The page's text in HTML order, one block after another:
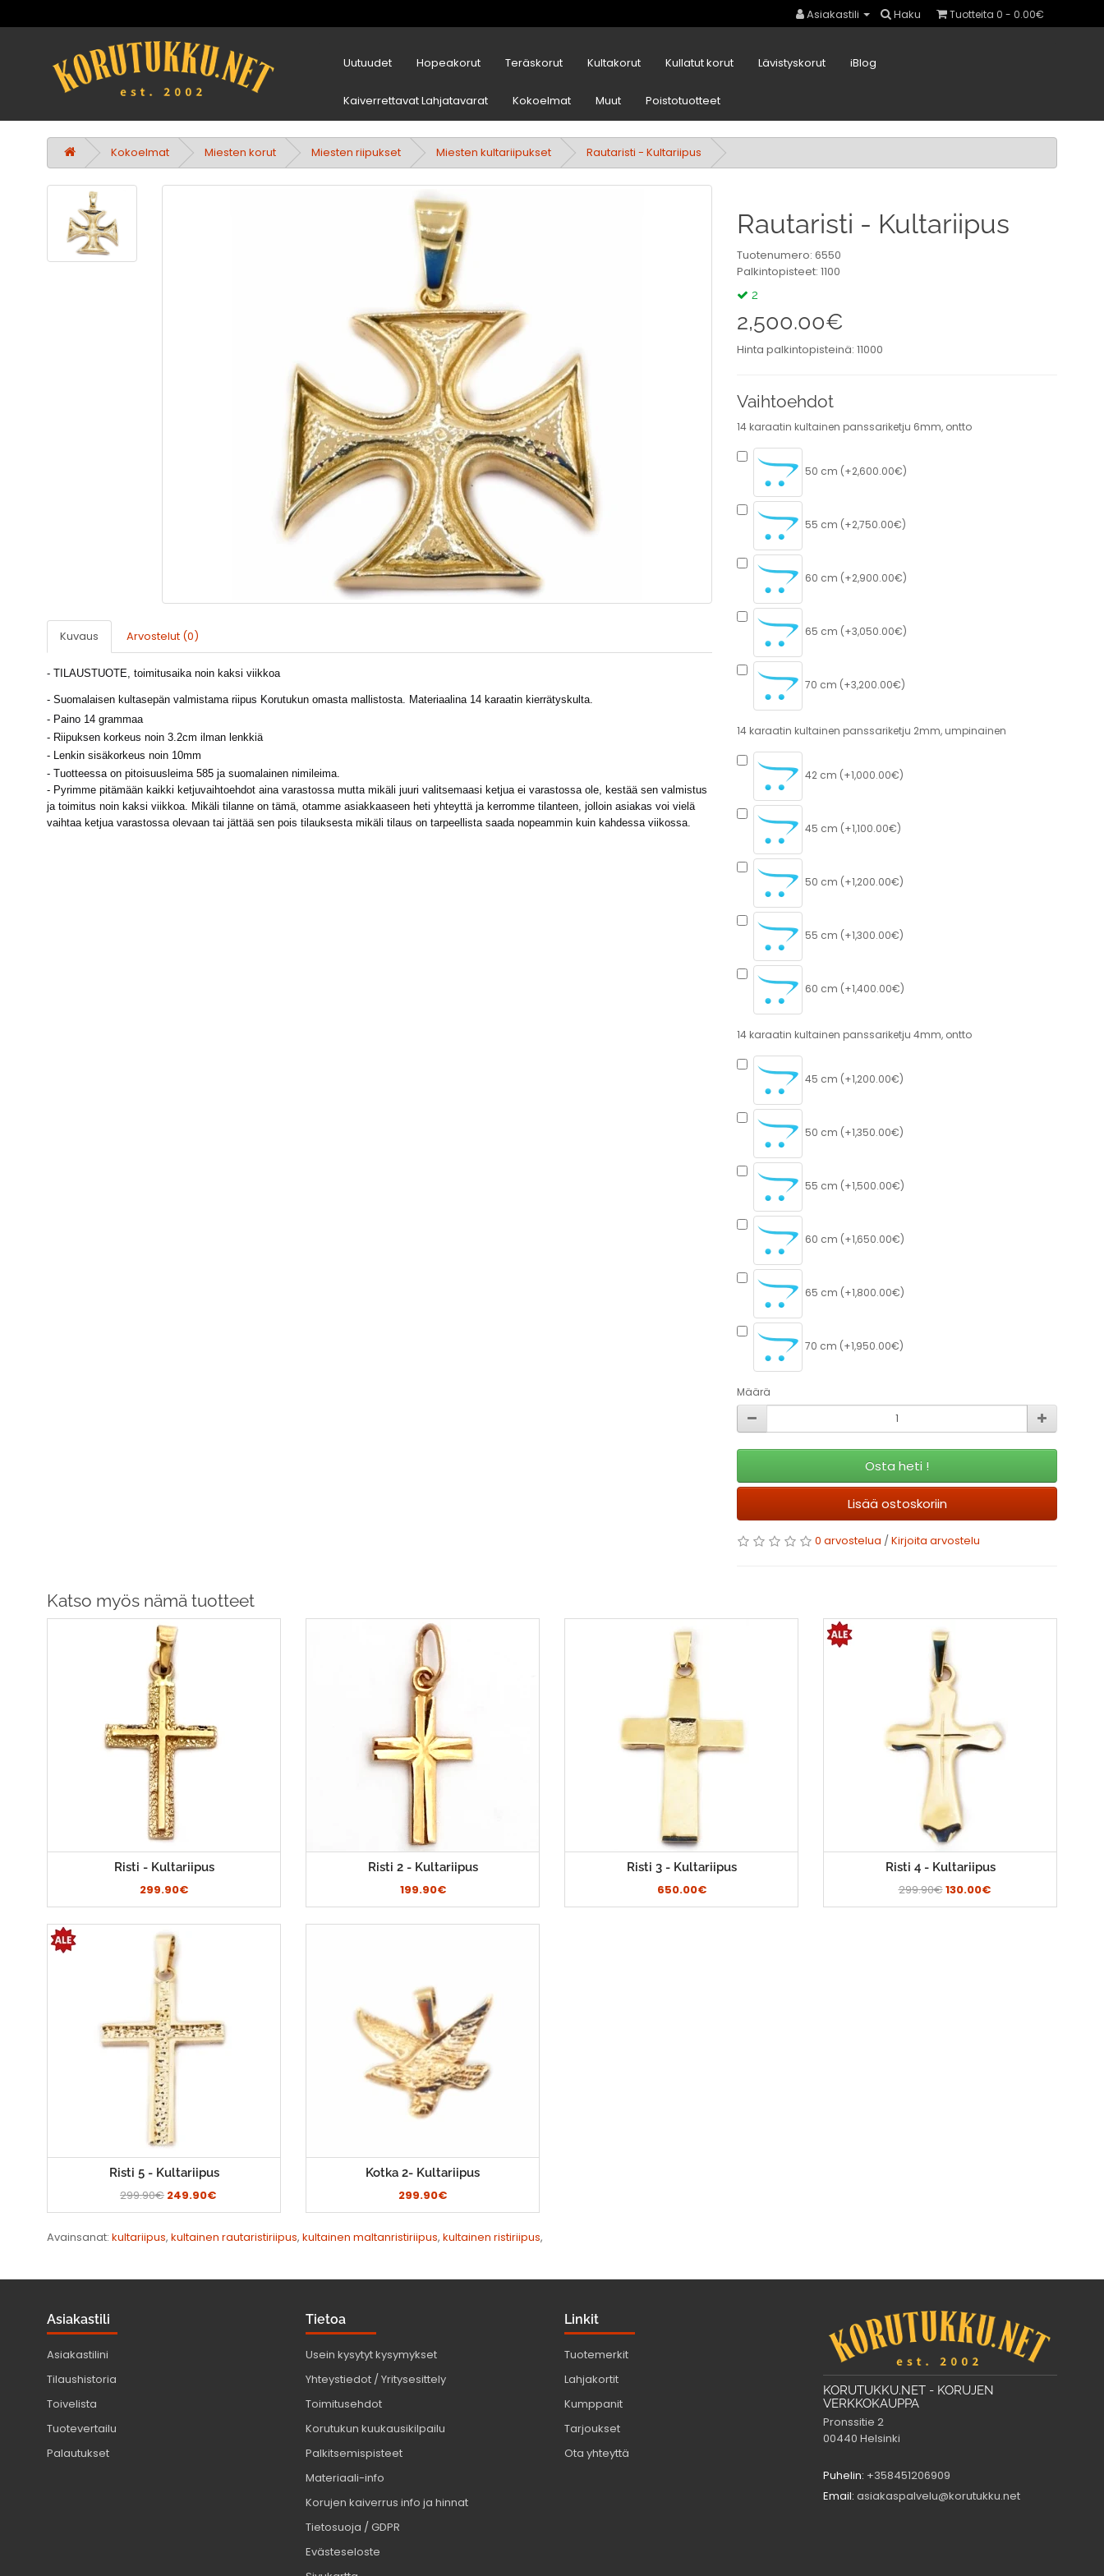
Asiakastili Haku Tuotteita 0 - 0.00€
Uutuudet Hopeakorut Teräskorut Kultakorut Kullatut korut Lävistyskorut iBlog
Kaiverrettavat Lahjatavarat Kokoelmat Muut Poistotuotteet
Kokoelmat Miesten korut Miesten riipukset Miesten kultariipukset Rautaristi - Kultariipus
Kuvaus Arvostelut (0)
- TILAUSTUOTE, toimitusaika noin kaksi viikkoa
- Suomalaisen kultasepän valmistama riipus Korutukun omasta mallistosta. Materiaalina 14 karaatin kierrätyskulta.
- Paino 14 grammaa
- Riipuksen korkeus noin 3.2cm ilman lenkkiä
- Lenkin sisäkorkeus noin 10mm
- Tuotteessa on pitoisuusleima 585 ja suomalainen nimileima.
- Pyrimme pitämään kaikki ketjuvaihtoehdot aina varastossa mutta mikäli juuri valitsemaasi ketjua ei varastossa ole, kestää sen valmistus
ja toimitus noin kaksi viikkoa. Mikäli tilanne on tämä, otamme asiakkaaseen heti yhteyttä ja kerromme tilanteen, jolloin asiakas voi vielä
vaihtaa ketjua varastossa olevaan tai jättää sen pois tilauksesta mikäli tilaus on tarpeellista saada nopeammin kuin kahdessa viikossa.
Rautaristi - Kultariipus
Tuotenumero: 6550
Palkintopisteet: 1100
2
2,500.00€
Hinta palkintopisteinä: 11000
Vaihtoehdot
14 karaatin kultainen panssariketju 6mm, ontto
50 cm (+2,600.00€)
55 cm (+2,750.00€)
60 cm (+2,900.00€)
65 cm (+3,050.00€)
70 cm (+3,200.00€)
14 karaatin kultainen panssariketju 2mm, umpinainen
42 cm (+1,000.00€)
45 cm (+1,100.00€)
50 cm (+1,200.00€)
55 cm (+1,300.00€)
60 cm (+1,400.00€)
14 karaatin kultainen panssariketju 4mm, ontto
45 cm (+1,200.00€)
50 cm (+1,350.00€)
55 cm (+1,500.00€)
60 cm (+1,650.00€)
65 cm (+1,800.00€)
70 cm (+1,950.00€)
Määrä
Osta heti !
Lisää ostoskoriin
0 arvostelua / Kirjoita arvostelu
Katso myös nämä tuotteet
Risti - Kultariipus
299.90€
Risti 2 - Kultariipus
199.90€
Risti 3 - Kultariipus
650.00€
Risti 4 - Kultariipus
299.90€130.00€
Risti 5 - Kultariipus
299.90€ 249.90€
Kotka 2- Kultariipus
299.90€
Avainsanat: kultariipus, kultainen rautaristiriipus, kultainen maltanristiriipus, kultainen ristiriipus,
Asiakastili
Asiakastilini
Tilaushistoria
Toivelista
Tuotevertailu
Palautukset
Tietoa
Usein kysytyt kysymykset
Yhteystiedot / Yritysesittely
Toimitusehdot
Korutukun kuukausikilpailu
Palkitsemispisteet
Materiaali-info
Korujen kaiverrus info ja hinnat
Tietosuoja / GDPR
Evästeseloste
Linkit
Tuotemerkit
Lahjakortit
Kumppanit
Tarjoukset
Ota yhteyttä
KORUTUKKU.NET - KORUJEN
VERKKOKAUPPA
Pronssitie 2
00440 Helsinki
Puhelin: +358451206909
Email: asiakaspalvelu@korutukku.net